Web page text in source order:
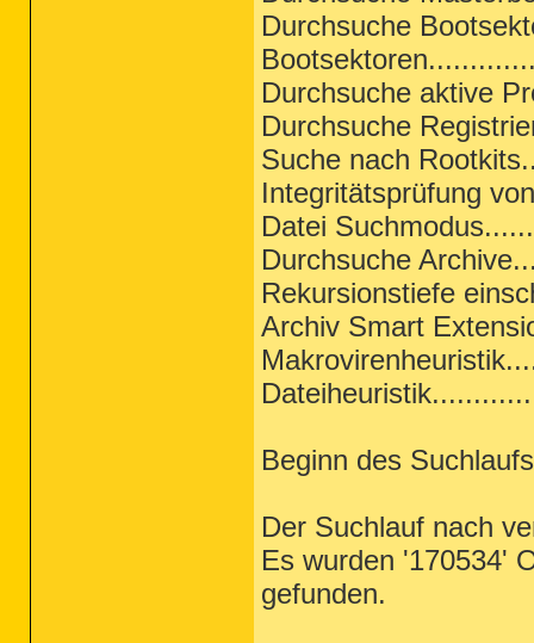
Durchsuche
Durchsuche aktive
Durchsuche
Suche nach
Integritätsprüfung
Datei
Durchsuche
Rekursionstiefe
Archiv Smart
Beginn des
Der Suchlauf nach
Es wurden '170534'
gefunden.